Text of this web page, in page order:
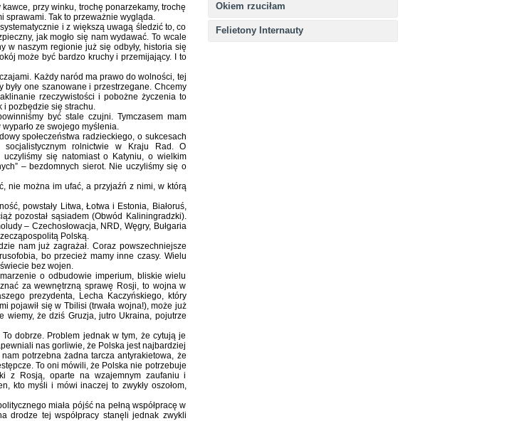
Okiem rzuciłam
Felietony Internauty
przy winku, trochę ponarzekamy, trochę
sprawami. Tak to przeważnie wygląda.
i z większą uwagą śledzić to, co
jak mogło się nam wydawać. To wcale
w naszym regionie już się odbyły, historia się
może być bardzo kruchy i przemijający. I to
Każdy naród ma prawo do wolności, tej
one szanowane i przestrzegane. Chcemy
rzeczywistości i pobożne życzenia to
i pozbędzie się strachu.
być stale czujni. Tymczasem mam
ze swojego myślenia.
społeczeństwa radzieckiego, o sukcesach
socjalistycznym rolnictwie w Kraju Rad. O
się natomiast o Katyniu, o wielkim
– bezdomnych sierot. Nie uczyliśmy się o
nie można im ufać, a przyjaźń z nimi, w którą
powstały Litwa, Łotwa i Estonia, Białoruś,
pozostał sąsiadem (Obwód Kaliningradzki).
– Czechosłowacja, NRD, Węgry, Bułgaria
Polską.
nam już zagrażał. Coraz powszechniejsze
bo przecież mamy inne czasy. Wielu
bez wojen.
o odbudowie imperium, bliskie wielu
za wewnętrzną sprawę Rosji, to wojna w
prezydenta, Lecha Kaczyńskiego, który
pojawił się w Tbilisi (trwała wojna!), może już
wiemy, że dziś Gruzja, jutro Ukraina, pojutrze
dobrze. Problem jednak w tym, że cytują je
nas gorliwie, że Polska jest najbardziej
potrzebna żadna tarcza antyrakietowa, że
To oni mówili, że Polska nie potrzebuje
z Rosją, oparte na wzajemnym zaufaniu i
kto myśli i mówi inaczej to zwykły oszołom,
miała pójść na pełną współpracę w
drodze tej współpracy stanęli jednak zwykli